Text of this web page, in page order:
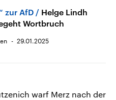
zur AfD
Helge Lindh
Wortbruch
29.01.2025
warf Merz nach der